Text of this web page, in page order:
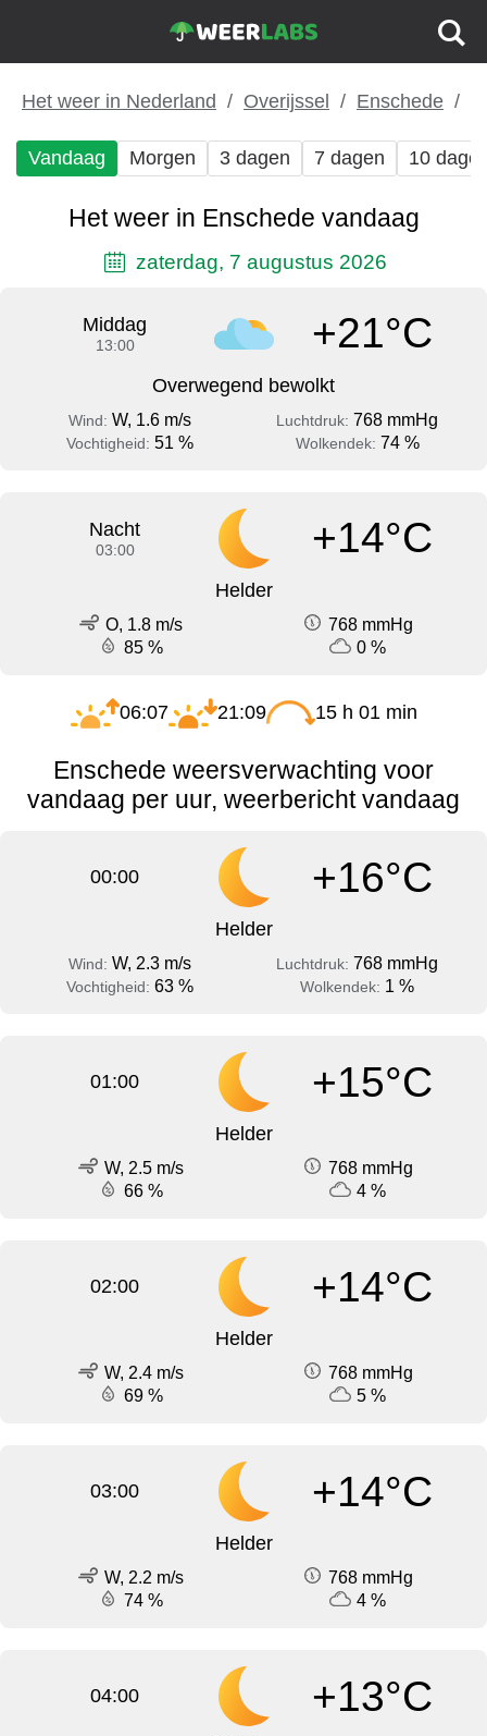
Het weer in Nederland Overijssel Enschede
Vandaag Morgen 3 dagen 7 dagen 10
Het weer in Enschede vandaag
zaterdag, 7 augustus 2026
Middag
13:00 +21°C
Overwegend bewolkt
Wind: W, 1.6 m/s Luchtdruk: 768 mmHg
Vochtigheid: 51 % Wolkendek: 74 %
Nacht
03:00 +14°C
Helder
O, 1.8 m/s
768 mmHg
85 %
0 %
06:07 21:09 15 h 01 min
Enschede weersverwachting voor
vandaag per uur, weerbericht vandaag
00:00 +16°C
Helder
Wind: W, 2.3 m/s Luchtdruk: 768 mmHg
Vochtigheid: 63 % Wolkendek: 1 %
01:00 +15°C
Helder
W, 2.5 m/s
768 mmHg
66 %
4 %
02:00 +14°C
Helder
W, 2.4 m/s
768 mmHg
69 %
5 %
03:00 +14°C
Helder
W, 2.2 m/s
768 mmHg
74 %
4 %
04:00 +13°C